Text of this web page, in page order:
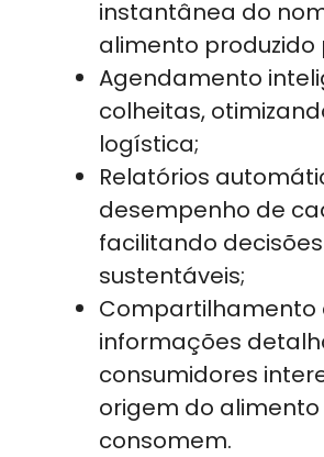
instantânea do
alimento
Agendamento
colheitas,
logística;
Relatórios
desempenho de
facilitando decisões
sustentáveis;
Compartilhamento
informações
consumidores
origem do alimento
consomem.